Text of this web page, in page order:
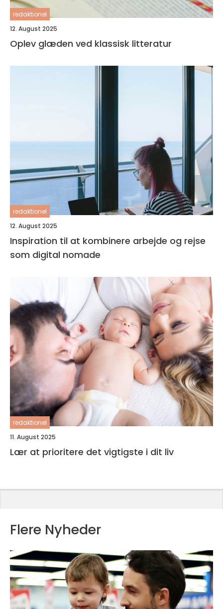
redaktionel
12. August 2025
Oplev glæden ved klassisk litteratur
redaktionel
12. August 2025
Inspiration til at kombinere arbejde og rejse
som digital nomade
redaktionel
11. August 2025
Lær at prioritere det vigtigste i dit liv
Flere Nyheder